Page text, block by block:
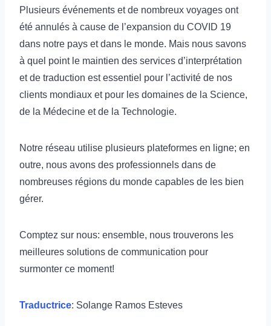
Plusieurs événements et de nombreux voyages ont
été annulés à cause de l’expansion du COVID 19
dans notre pays et dans le monde. Mais nous savons
à quel point le maintien des services d’interprétation
et de traduction est essentiel pour l’activité de nos
clients mondiaux et pour les domaines de la Science,
de la Médecine et de la Technologie.
Notre réseau utilise plusieurs plateformes en ligne; en
outre, nous avons des professionnels dans de
nombreuses régions du monde capables de les bien
gérer.
Comptez sur nous: ensemble, nous trouverons les
meilleures solutions de communication pour
surmonter ce moment!
Traductrice: Solange Ramos Esteves